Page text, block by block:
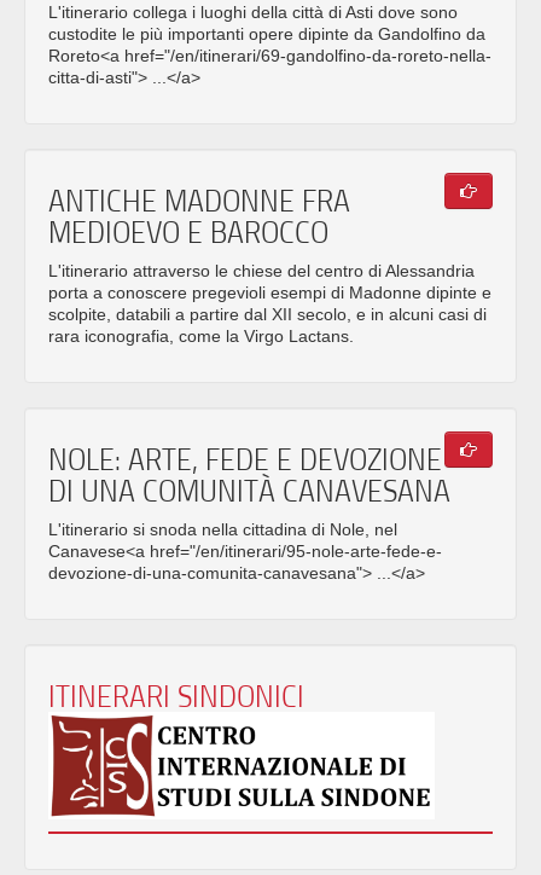
L'itinerario collega i luoghi della città di Asti dove sono
custodite le più importanti opere dipinte da Gandolfino da
Roreto<a href="/en/itinerari/69-gandolfino-da-roreto-nella-
citta-di-asti"> ...</a>
ANTICHE MADONNE FRA
MEDIOEVO E BAROCCO
L'itinerario attraverso le chiese del centro di Alessandria
porta a conoscere pregevioli esempi di Madonne dipinte e
scolpite, databili a partire dal XII secolo, e in alcuni casi di
rara iconografia, come la Virgo Lactans.
NOLE: ARTE, FEDE E DEVOZIONE
DI UNA COMUNITÀ CANAVESANA
L'itinerario si snoda nella cittadina di Nole, nel
Canavese<a href="/en/itinerari/95-nole-arte-fede-e-
devozione-di-una-comunita-canavesana"> ...</a>
ITINERARI SINDONICI